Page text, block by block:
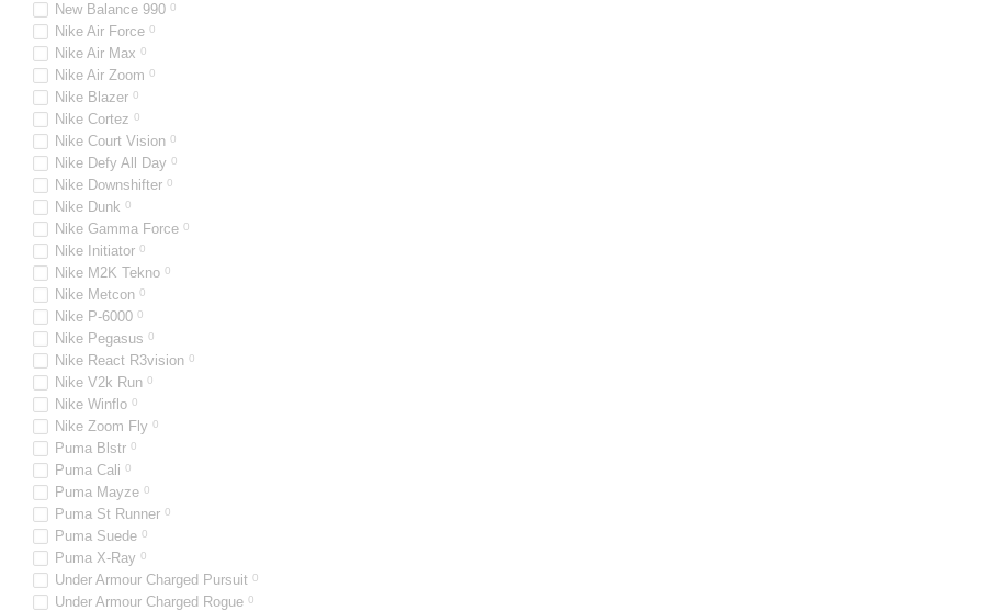
New Balance 990 0
Nike Air Force 0
Nike Air Max 0
Nike Air Zoom 0
Nike Blazer 0
Nike Cortez 0
Nike Court Vision 0
Nike Defy All Day 0
Nike Downshifter 0
Nike Dunk 0
Nike Gamma Force 0
Nike Initiator 0
Nike M2K Tekno 0
Nike Metcon 0
Nike P-6000 0
Nike Pegasus 0
Nike React R3vision 0
Nike V2k Run 0
Nike Winflo 0
Nike Zoom Fly 0
Puma Blstr 0
Puma Cali 0
Puma Mayze 0
Puma St Runner 0
Puma Suede 0
Puma X-Ray 0
Under Armour Charged Pursuit 0
Under Armour Charged Rogue 0